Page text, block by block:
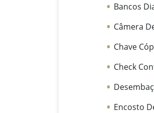
Bancos
Câmera
Chave
Check
Encosto